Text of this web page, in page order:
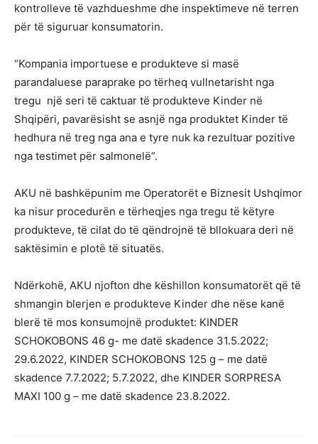
kontrolleve të vazhdueshme dhe inspektimeve në terren
për të siguruar konsumatorin.
“Kompania importuese e produkteve si masë
parandaluese paraprake po tërheq vullnetarisht nga
tregu një seri të caktuar të produkteve Kinder në
Shqipëri, pavarësisht se asnjë nga produktet Kinder të
hedhura në treg nga ana e tyre nuk ka rezultuar pozitive
nga testimet për salmonelë”.
AKU në bashkëpunim me Operatorët e Biznesit Ushqimor
ka nisur procedurën e tërheqjes nga tregu të këtyre
produkteve, të cilat do të qëndrojnë të bllokuara deri në
saktësimin e plotë të situatës.
Ndërkohë, AKU njofton dhe këshillon konsumatorët që të
shmangin blerjen e produkteve Kinder dhe nëse kanë
blerë të mos konsumojnë produktet: KINDER
SCHOKOBONS 46 g- me datë skadence 31.5.2022;
29.6.2022, KINDER SCHOKOBONS 125 g – me datë
skadence 7.7.2022; 5.7.2022, dhe KINDER SORPRESA
MAXI 100 g – me datë skadence 23.8.2022.